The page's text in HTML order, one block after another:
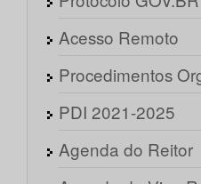
Acesso Remoto
Procedimentos
PDI 2021-2025
Agenda do Reitor